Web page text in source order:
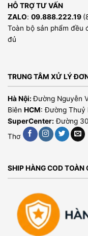
HỖ TRỢ TƯ VẤN
ZALO: 09.888.222.19
Toàn bộ sản phẩm đều
đủ
TRUNG TÂM XỬ LÝ
Hà Nội:Đường Nguyễn
Biên HCM: Đường Thuỷ
SuperCenter: Đường
Thơ
SHIP HÀNG COD TOÀN